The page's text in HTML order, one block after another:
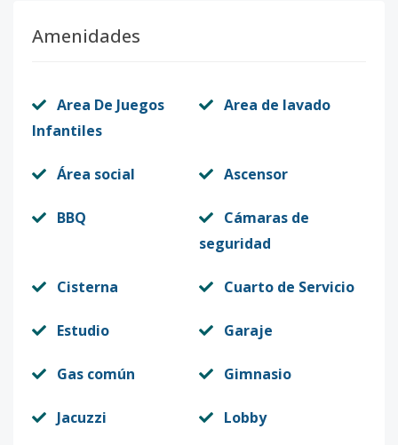
Amenidades
Area De Juegos
Infantiles
Area de lavado
Área social Ascensor
BBQ
Cámaras de
seguridad
Cisterna Cuarto de Servicio
Estudio Garaje
Gas común Gimnasio
Jacuzzi Lobby